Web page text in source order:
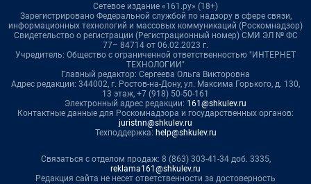
Сетевое издание «161.ру» (18+)
Зарегистрировано Федеральной службой по надзору в сфере связи,
информационных технологий и массовых коммуникаций (Роскомнадзор)
Свидетельство о регистрации (Регистрационный номер) СМИ ЭЛ № ФС
77– 84714 от 06.02.2023 г.
Учредитель: Общество с ограниченной ответственностью "ИНТЕРНЕТ
ТЕХНОЛОГИИ"
Главный редактор: Сергеева Ольга Викторовна
Адрес редакции: 344002, г. Ростов-на-Дону, ул. Максима Горького, д. 130,
13 этаж, +7 (918) 50-50-161
Электронный адрес редакции: 161@shkulev.ru
Контактные данные для Роскомнадзора и государственных органов:
juristnn@shkulev.ru
Техподдержка: help@shkulev.ru
Связаться с отделом продаж: 8 (863) 303-41-34 доб. 3335,
reklama161@shkulev.ru
Редакция сайта не несет ответственности за достоверность